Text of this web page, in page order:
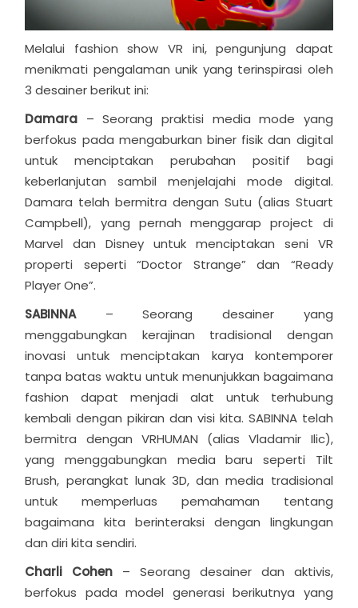
Melalui fashion show VR ini, pengunjung dapat
menikmati pengalaman unik yang terinspirasi oleh
3 desainer berikut ini:
Damara – Seorang praktisi media mode yang
berfokus pada mengaburkan biner fisik dan digital
untuk menciptakan perubahan positif bagi
keberlanjutan sambil menjelajahi mode digital.
Damara telah bermitra dengan Sutu (alias Stuart
Campbell), yang pernah menggarap project di
Marvel dan Disney untuk menciptakan seni VR
properti seperti “Doctor Strange” dan “Ready
Player One”.
SABINNA– Seorang desainer yang
menggabungkan kerajinan tradisional dengan
inovasi untuk menciptakan karya kontemporer
tanpa batas waktu untuk menunjukkan bagaimana
fashion dapat menjadi alat untuk terhubung
kembali dengan pikiran dan visi kita. SABINNA telah
bermitra dengan VRHUMAN (alias Vladamir Ilic),
yang menggabungkan media baru seperti Tilt
Brush, perangkat lunak 3D, dan media tradisional
untuk memperluas pemahaman tentang
bagaimana kita berinteraksi dengan lingkungan
dan diri kita sendiri.
Charli Cohen – Seorang desainer dan aktivis,
berfokus pada model generasi berikutnya yang